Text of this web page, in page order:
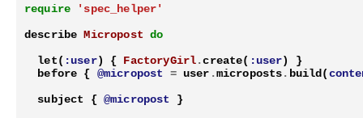
require
'spec_helper'
describe Micropost do
let( :user) { FactoryGirl.create( :user)
}
before { @micropost = user .microposts. build (
subject
{ @micropost
}